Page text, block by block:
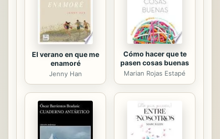
El verano en que me
enamoré
Jenny Han
Cómo hacer que te
pasen cosas buenas
Marian Rojas Estapé